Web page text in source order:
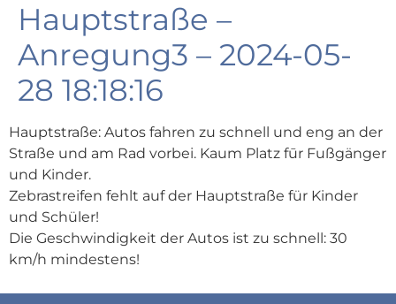
Hauptstraße –
Anregung3 – 2024-05-
28 18:18:16
Hauptstraße: Autos fahren zu schnell und eng an der
Straße und am Rad vorbei. Kaum Platz fūr Fußgänger
und Kinder.
Zebrastreifen fehlt auf der Hauptstraße für Kinder
und Schüler!
Die Geschwindigkeit der Autos ist zu schnell: 30
km/h mindestens!